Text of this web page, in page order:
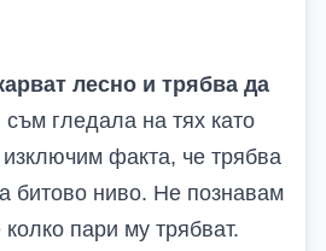
лесно и трябва да
съм гледала на тях като
изключим факта, че трябва
битово ниво. Не познавам
колко пари му трябват.